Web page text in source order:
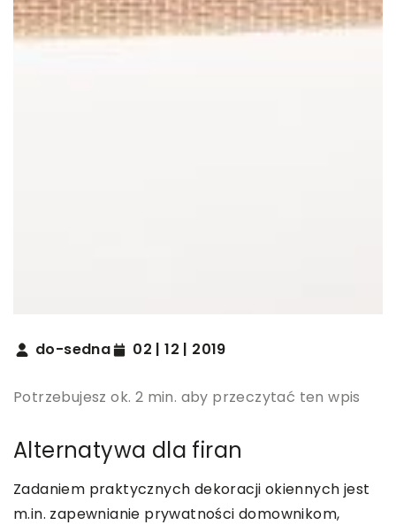
do-sedna 02 | 12 | 2019
Potrzebujesz ok. 2 min. aby przeczytać ten wpis
Alternatywa dla firan
Zadaniem praktycznych dekoracji okiennych jest
m.in. zapewnianie prywatności domownikom,